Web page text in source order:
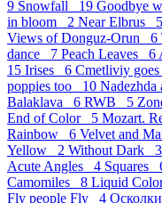
9 Snowfall 19 Goodbye
in bloom 2 Near Elbrus 5
Views of Donguz-Orun 6
dance 7 Peach Leaves 6
15 Irises 6 Cmetliviy
poppies too 10
Balaklava 6 RWB 5
End of Color 5 Mozart.
Rainbow 6 Velvet and
Yellow 2 Without Dark 3
Acute Angles 4 Squares
Camomiles 8 Liquid
Fly people Fly 4